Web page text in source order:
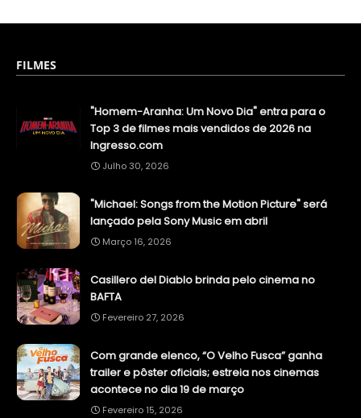
FILMES
"Homem-Aranha: Um Novo Dia" entra para o
Top 3 de filmes mais vendidos de 2026 na
Ingresso.com
Julho 30, 2026
"Michael: Songs from the Motion Picture" será
lançado pela Sony Music em abril
Março 16, 2026
Casillero del Diablo brinda pelo cinema no
BAFTA
Fevereiro 27, 2026
Com grande elenco, “O Velho Fusca” ganha
trailer e pôster oficiais; estreia nos cinemas
acontece no dia 19 de março
Fevereiro 15, 2026